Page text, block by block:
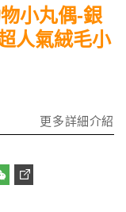
小丸偶-銀
人氣絨毛小
更多詳細介紹